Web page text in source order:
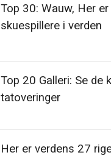
Top 30: Wauw, Her
skuespillere i verden
Top 20 Galleri: Se de
tatoveringer
Her er verdens 27